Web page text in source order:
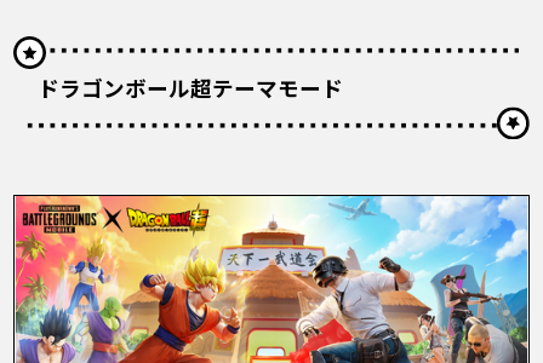
ドラゴンボール超テーマモード